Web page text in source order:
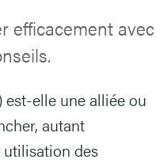
efficacement avec
est-elle une alliée ou
autant
des